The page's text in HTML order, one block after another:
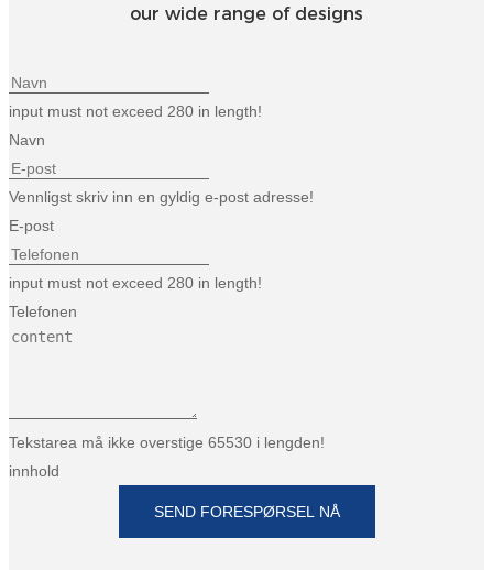
our wide range of designs
input must not exceed 280 in length!
Navn
Vennligst skriv inn en gyldig e-post adresse!
E-post
input must not exceed 280 in length!
Telefonen
Tekstarea må ikke overstige 65530 i lengden!
innhold
SEND FORESPØRSEL NÅ